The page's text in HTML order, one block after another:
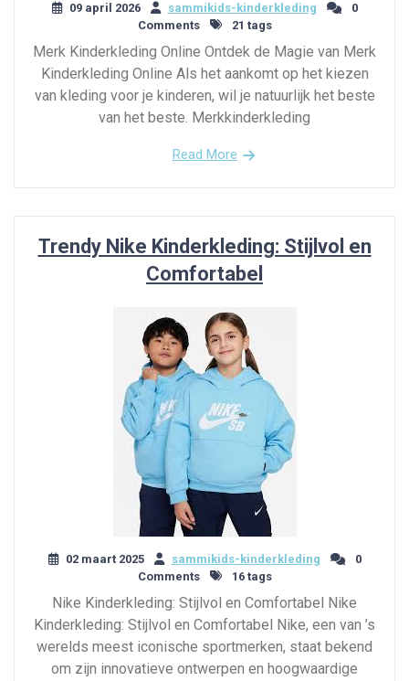
09 april 2026 sammikids-kinderkleding
0
Comments
21 tags
Merk Kinderkleding Online Ontdek de Magie van Merk
Kinderkleding Online Als het aankomt op het kiezen
van kleding voor je kinderen, wil je natuurlijk het beste
van het beste. Merkkinderkleding
Read More
Trendy Nike Kinderkleding: Stijlvol en
Comfortabel
02 maart 2025 sammikids-kinderkleding
0
Comments
16 tags
Nike Kinderkleding: Stijlvol en Comfortabel Nike
Kinderkleding: Stijlvol en Comfortabel Nike, een van ’s
werelds meest iconische sportmerken, staat bekend
om zijn innovatieve ontwerpen en hoogwaardige